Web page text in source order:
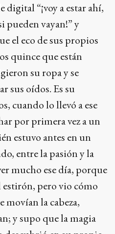
“¡voy a estar ahí,
pueden vayan!” y
el eco de sus propios
quince que están
su ropa y se
sus oídos. Es su
cuando lo llevó a ese
por primera vez a un
estuvo antes en un
entre la pasión y la
mucho ese día, porque
estirón, pero vio cómo
movían la cabeza,
y supo que la magia